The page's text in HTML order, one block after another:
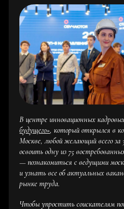
В центре инновационных
будущего», который открылся в
Москве, любой желающий всего
освоить одну из 75
— познакомиться с ведущими
и узнать все об актуальных
рынке труда.
Чтобы упростить соискателям